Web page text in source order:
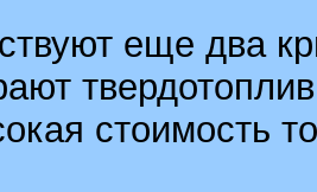
еще два
стоимость